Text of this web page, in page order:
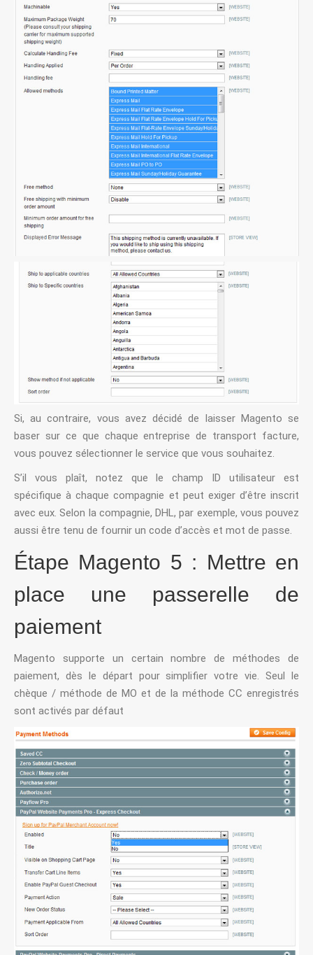
Si, au contraire, vous avez décidé de laisser Magento se
baser sur ce que chaque entreprise de transport facture,
vous pouvez sélectionner le service que vous souhaitez.
S’il vous plaît, notez que le champ ID utilisateur est
spécifique à chaque compagnie et peut exiger d’être inscrit
avec eux. Selon la compagnie, DHL, par exemple, vous pouvez
aussi être tenu de fournir un code d’accès et mot de passe.
Étape Magento 5 : Mettre en
place une passerelle de
paiement
Magento supporte un certain nombre de méthodes de
paiement, dès le départ pour simplifier votre vie. Seul le
chèque / méthode de MO et de la méthode CC enregistrés
sont activés par défaut